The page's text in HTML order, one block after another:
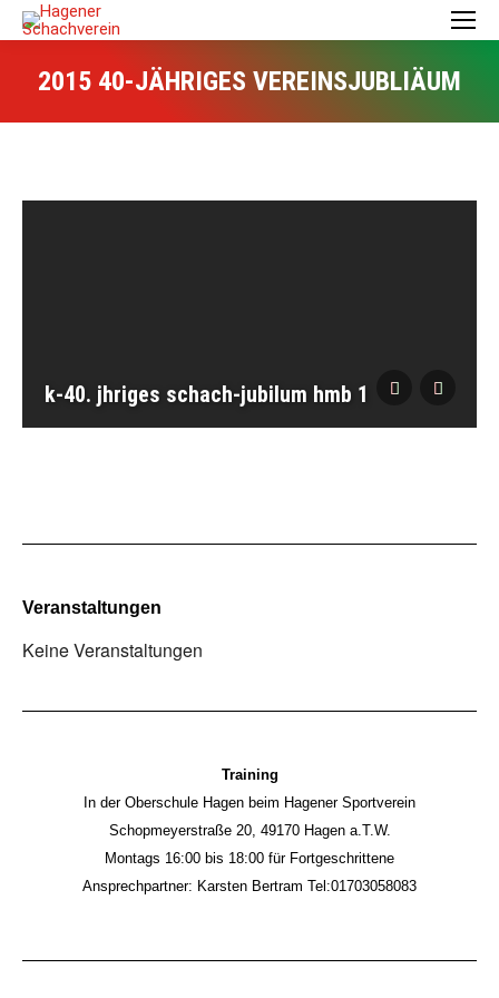
2015 40-JÄHRIGES VEREINSJUBLIÄUM
k-40. jhriges schach-jubilum hmb 1
Veranstaltungen
Keine Veranstaltungen
Training
In der Oberschule Hagen beim Hagener Sportverein
Schopmeyerstraße 20, 49170 Hagen a.T.W.
Montags 16:00 bis 18:00 für Fortgeschrittene
Ansprechpartner: Karsten Bertram Tel:01703058083